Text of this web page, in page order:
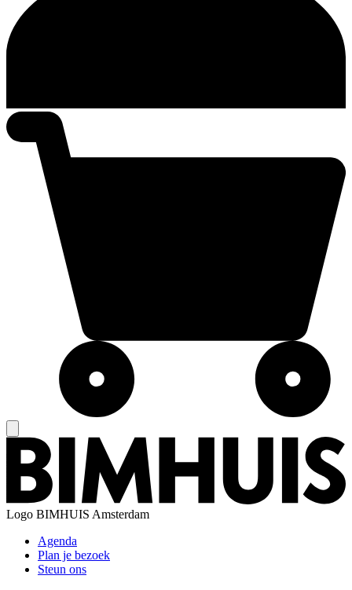
Logo BIMHUIS Amsterdam
Agenda
Plan je bezoek
Steun ons